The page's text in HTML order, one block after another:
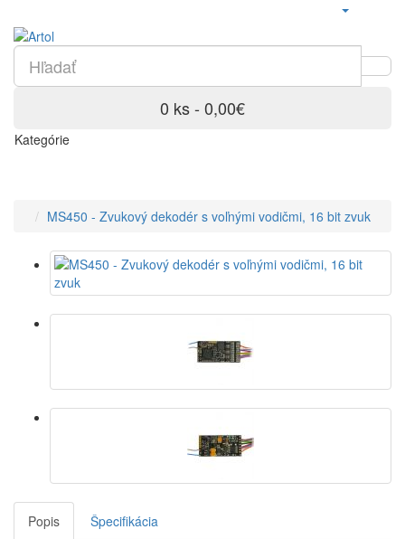
0 ks - 0,00€
Kategórie
MS450 - Zvukový dekodér s voľnými vodičmi, 16 bit zvuk
Popis
Špecifikácia